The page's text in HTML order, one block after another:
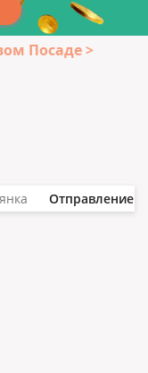
Посаде
Отправление